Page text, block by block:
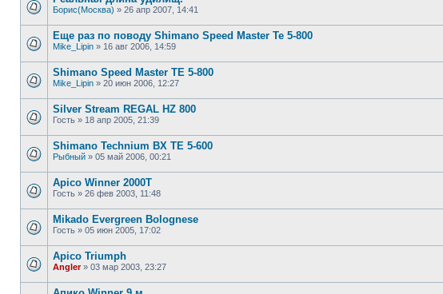
Борис(Москва) » 26 апр 2007, 14:41
Еще раз по поводу Shimano Speed Master Te 5-800
Mike_Lipin » 16 авг 2006, 14:59
Shimano Speed Master TE 5-800
Mike_Lipin » 20 июн 2006, 12:27
Silver Stream REGAL HZ 800
Гость » 18 апр 2005, 21:39
Shimano Technium BX TE 5-600
Рыбный » 05 май 2006, 00:21
Apico Winner 2000T
Гость » 26 фев 2003, 11:48
Mikado Evergreen Bolognese
Гость » 05 июн 2005, 17:02
Apico Triumph
Angler» 03 мар 2003, 23:27